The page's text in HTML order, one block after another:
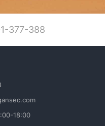
377-388
18:00